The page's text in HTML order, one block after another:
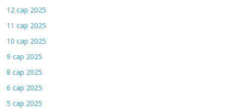
12 сар 2025
11 сар 2025
10 сар 2025
9 сар 2025
8 сар 2025
6 сар 2025
5 сар 2025